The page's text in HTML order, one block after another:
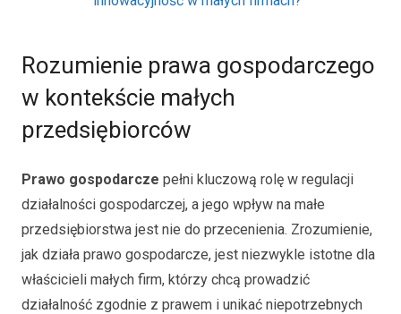
Rozumienie prawa gospodarczego
w kontekście małych
przedsiębiorców
Prawo gospodarcze pełni kluczową rolę w regulacji
działalności gospodarczej, a jego wpływ na małe
przedsiębiorstwa jest nie do przecenienia. Zrozumienie,
jak działa prawo gospodarcze, jest niezwykle istotne dla
właścicieli małych firm, którzy chcą prowadzić
działalność zgodnie z prawem i unikać niepotrzebnych